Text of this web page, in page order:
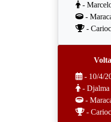
-
-
-
- 10/4/
- Djalma
-
-